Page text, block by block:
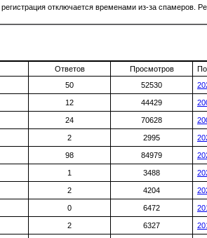
отключается временами из-за спамеров.
Ответов Просмотров
50 52530
12 44429
24 70628
2 2995
98 84979
1 3488
2 4204
0 6472
2 6327